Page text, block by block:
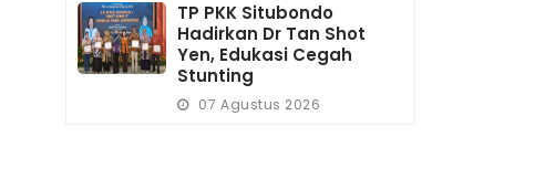
TP PKK Situbondo
Hadirkan Dr Tan Shot
Yen, Edukasi Cegah
Stunting
07 Agustus 2026